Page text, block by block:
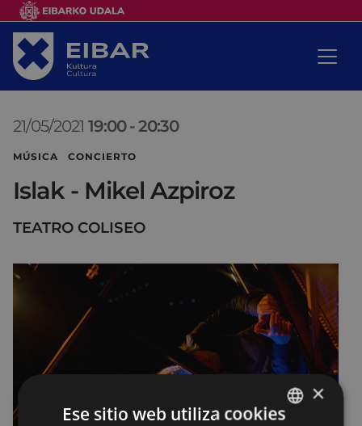
21/05/2021 19:00 -20:30
MÚSICA CONCIERTO
Islak - Mikel Azpiroz
TEATRO COLISEO
×
Ese sitio web utiliza cookies